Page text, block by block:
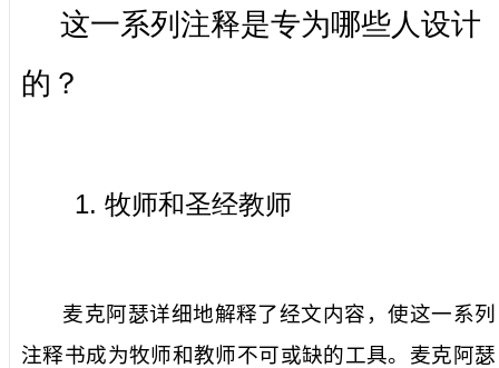
这一系列注释是专为哪些人设计
的？
1. 牧师和圣经教师
麦克阿瑟详细地解释了经文内容，使这一系列
注释书成为牧师和教师不可或缺的工具。麦克阿瑟